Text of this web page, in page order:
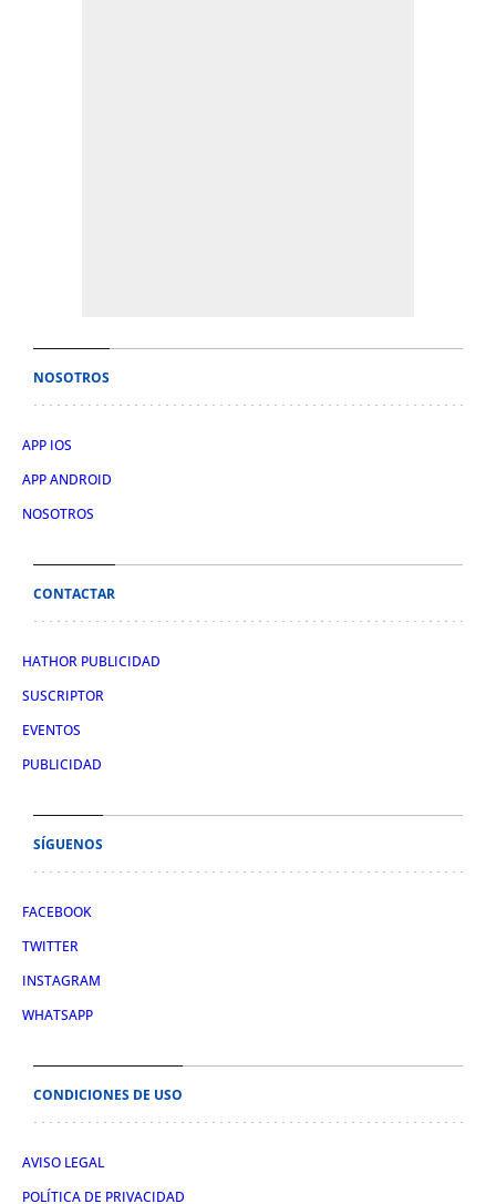
NOSOTROS
APP IOS
APP ANDROID
NOSOTROS
CONTACTAR
HATHOR PUBLICIDAD
SUSCRIPTOR
EVENTOS
PUBLICIDAD
SÍGUENOS
FACEBOOK
TWITTER
INSTAGRAM
WHATSAPP
CONDICIONES DE USO
AVISO LEGAL
POLÍTICA DE PRIVACIDAD